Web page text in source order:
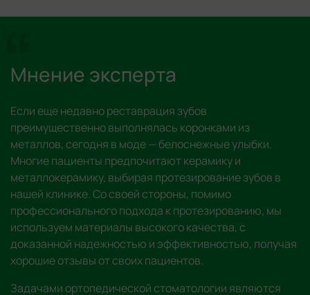
“
Мнение эксперта
Если еще недавно реставрация зубов
преимущественно выполнялась коронками из
металлов, сегодня в моде — белоснежные улыбки.
Многие пациенты предпочитают керамику и
металлокерамику, выбирая протезирование зубов в
нашей клинике. Со своей стороны, помимо
профессионального подхода к протезированию, мы
используем материалы высокого качества, с
доказанной надежностью и эффективностью, получая
хорошие отзывы от своих пациентов.
Задачами ортопедической стоматологии являются